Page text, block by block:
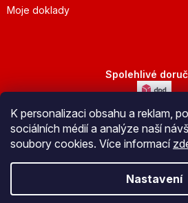
K personalizaci obsahu a reklam,
sociálních médií a analýze naší
soubory cookies. Více informací
Nastavení
Moje doklady
Spolehlivé
Bezpečná